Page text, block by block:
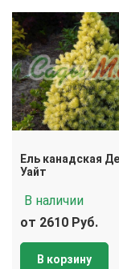
Ель канадская
Уайт
В наличии
от 2610 Руб.
В корзину